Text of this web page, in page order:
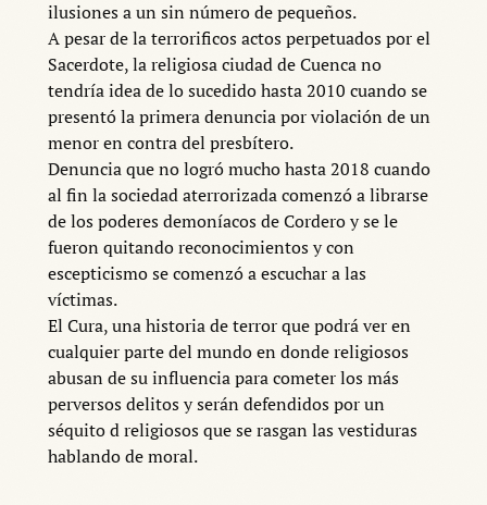
ilusiones a un sin número de pequeños.
A pesar de la terrorificos actos perpetuados por el
Sacerdote, la religiosa ciudad de Cuenca no
tendría idea de lo sucedido hasta 2010 cuando se
presentó la primera denuncia por violación de un
menor en contra del presbítero.
Denuncia que no logró mucho hasta 2018 cuando
al fin la sociedad aterrorizada comenzó a librarse
de los poderes demoníacos de Cordero y se le
fueron quitando reconocimientos y con
escepticismo se comenzó a escuchar a las
víctimas.
El Cura, una historia de terror que podrá ver en
cualquier parte del mundo en donde religiosos
abusan de su influencia para cometer los más
perversos delitos y serán defendidos por un
séquito d religiosos que se rasgan las vestiduras
hablando de moral.